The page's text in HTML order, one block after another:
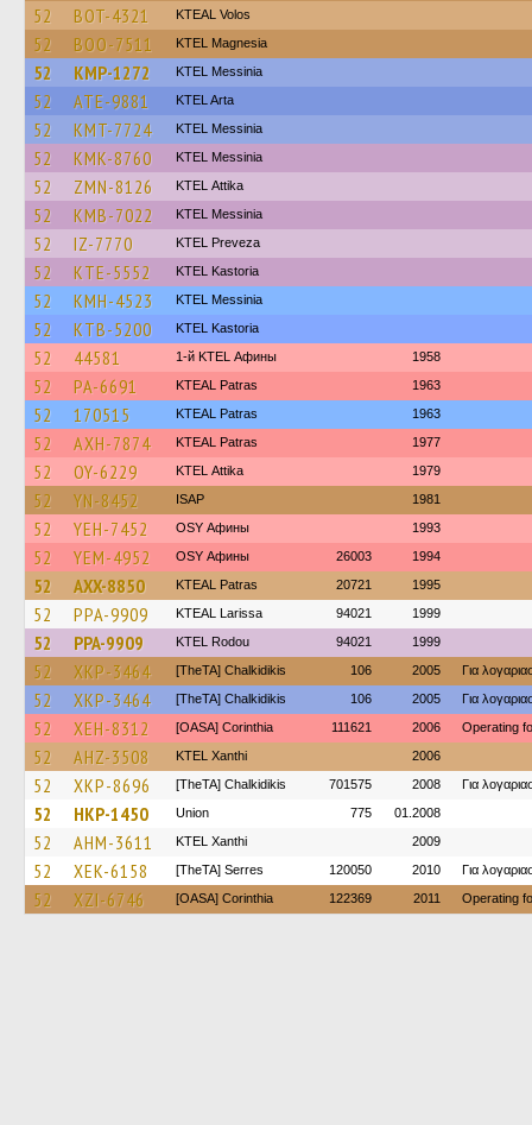
52 BOT-4321 KTEAL Volos
52 BOO-7511 ΚΤΕL Magnesia
52 KMP-1272 KTEL Messinia
52 ATE-9881 KTEL Arta
52 KMT-7724 KTEL Messinia
52 KMK-8760 KTEL Messinia
52 ZMN-8126 KΤΕL Αttika
52 KMB-7022 KTEL Messinia
52 IZ-7770 KTEL Preveza
52 KTE-5552 KTEL Kastoria
52 KMH-4523 KTEL Messinia
52 KTB-5200 KTEL Kastoria
52 44581 1-й KTEL Афины 1958
52 PA-6691 KTEAL Patras 1963
52 170515 KTEAL Patras 1963
52 AXH-7874 KTEAL Patras 1977
52 OY-6229 KΤΕL Αttika 1979
52 YN-8452 ISAP 1981
52 YEH-7452 OSY Афины 1993
52 YEM-4952 OSY Афины 26003 1994
52 AXX-8850 KTEAL Patras 20721 1995
52 PPA-9909 KTEAL Larissa 94021 1999
52 PPA-9909 ΚΤΕL Rodou 94021 1999
52 XKP-3464 [TheTA] Chalkidikis 106 2005 Για
52 XKP-3464 [TheTA] Chalkidikis 106 2005 Για
52 XEH-8312 [OASA] Corinthia 111621 2006 Operating
52 AHZ-3508 KTEL Xanthi 2006
52 XKP-8696 [TheTA] Chalkidikis 701575 2008 Για
52 HKP-1450 Union 775 01.2008
52 AHM-3611 KTEL Xanthi 2009
52 XEK-6158 [TheTA] Serres 120050 2010 Για
52 XZI-6746 [OASA] Corinthia 122369 2011 Operating